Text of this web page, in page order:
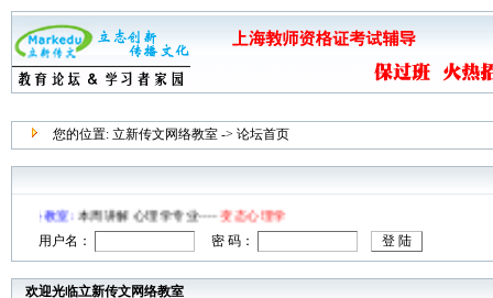
您的位置: 立新传文网络教室 -> 论坛首页
网络教室:本周讲解 心理学专业----变态心理学
用户名：
密 码：
欢迎光临立新传文网络教室